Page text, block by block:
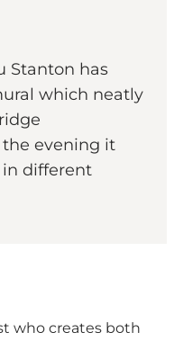
Stanton has
which neatly
evening it
different
who creates both